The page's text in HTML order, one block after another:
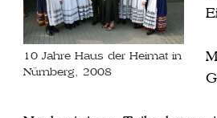
10 Jahre Haus der Heimat in
Nürnberg, 2008